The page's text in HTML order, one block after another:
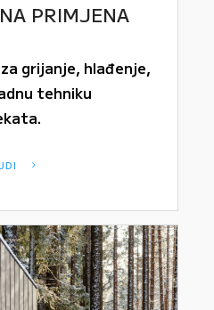
PRIMJENA
grijanje, hlađenje,
tehniku